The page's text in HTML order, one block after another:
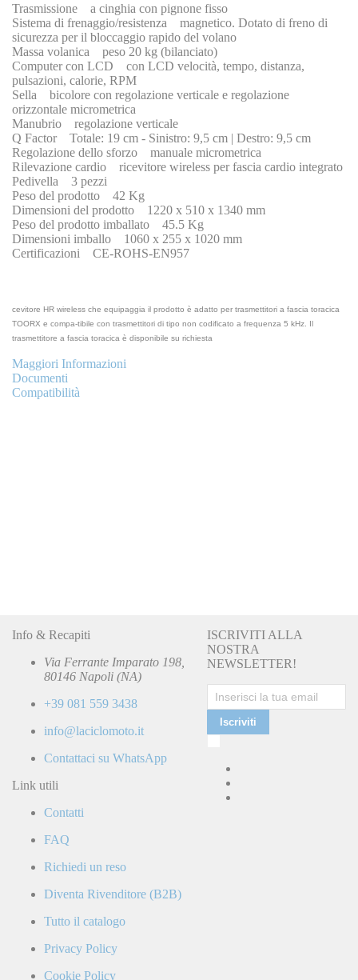
Trasmissione a cinghia con pignone fisso
Sistema di frenaggio/resistenza magnetico. Dotato di freno di
sicurezza per il bloccaggio rapido del volano
Massa volanica peso 20 kg (bilanciato)
Computer con LCD con LCD velocità, tempo, distanza,
pulsazioni, calorie, RPM
Sella bicolore con regolazione verticale e regolazione
orizzontale micrometrica
Manubrio regolazione verticale
Q Factor Totale: 19 cm - Sinistro: 9,5 cm | Destro: 9,5 cm
Regolazione dello sforzo manuale micrometrica
Rilevazione cardio ricevitore wireless per fascia cardio integrato
Pedivella 3 pezzi
Peso del prodotto 42 Kg
Dimensioni del prodotto 1220 x 510 x 1340 mm
Peso del prodotto imballato 45.5 Kg
Dimensioni imballo 1060 x 255 x 1020 mm
Certificazioni CE-ROHS-EN957
cevitore HR wireless che equipaggia il prodotto è adatto per trasmettitori a fascia toracica
TOORX e compa-tibile con trasmettitori di tipo non codificato a frequenza 5 kHz. Il
trasmettitore a fascia toracica è disponibile su richiesta
Maggiori Informazioni
Documenti
Compatibilità
Info & Recapiti
Via Ferrante Imparato 198,
80146 Napoli (NA)
+39 081 559 3438
info@laciclomoto.it
Contattaci su WhatsApp
Link utili
Contatti
FAQ
Richiedi un reso
Diventa Rivenditore (B2B)
Tutto il catalogo
Privacy Policy
Cookie Policy
ISCRIVITI ALLA
NOSTRA
NEWSLETTER!
Iscriviti
e
accetto
la